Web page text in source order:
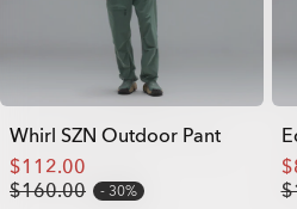
Whirl SZN Outdoor Pant
$112.00
$160.00
30%